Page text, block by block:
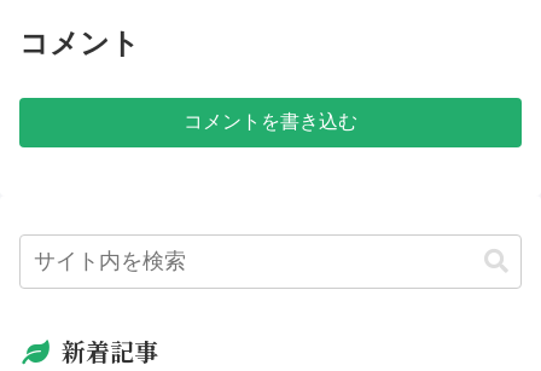
コメント
コメントを書き込む
新着記事